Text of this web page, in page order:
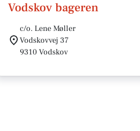
Vodskov bageren
c/o. Lene Møller
Vodskovvej 37
9310 Vodskov